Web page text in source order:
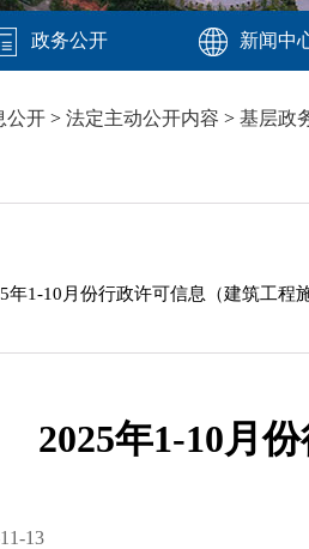
政务公开 新闻中
公开 > 法定主动公开内容 > 基层政
年1-10月份行政许可信息（建筑工程
2025年1-10月
13